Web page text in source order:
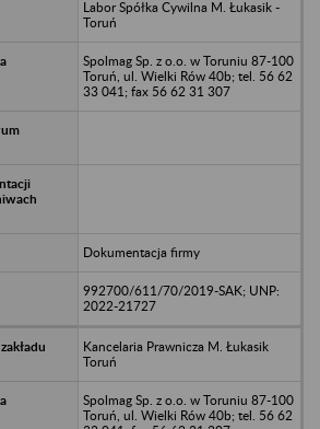
Labor Spółka Cywilna M. Łukasik -
Toruń
Spolmag Sp. z o.o. w Toruniu 87-100
Toruń, ul. Wielki Rów 40b; tel. 56 62
33 041; fax 56 62 31 307
Dokumentacja firmy
992700/611/70/2019-SAK; UNP:
2022-21727
Kancelaria Prawnicza M. Łukasik
Toruń
Spolmag Sp. z o.o. w Toruniu 87-100
Toruń, ul. Wielki Rów 40b; tel. 56 62